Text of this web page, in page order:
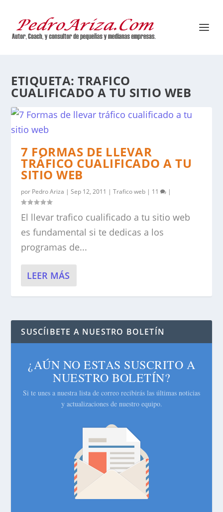
ETIQUETA:TRAFICO
CUALIFICADO A TU SITIO WEB
7 FORMAS DE LLEVAR
TRÁFICO CUALIFICADO A TU
SITIO WEB
por Pedro Ariza |Sep 12, 2011 |Trafico web | 11 |
El llevar trafico cualificado a tu sitio web
es fundamental si te dedicas a los
programas de...
LEER MÁS
SUSCÍIBETE A NUESTRO BOLETÍN
¿AÚN NO ESTAS SUSCRITO A
NUESTRO BOLETÍN?
Si te unes a nuestra lista de correo recibirás las últimas noticias
y actualizaciones de nuestro equipo.